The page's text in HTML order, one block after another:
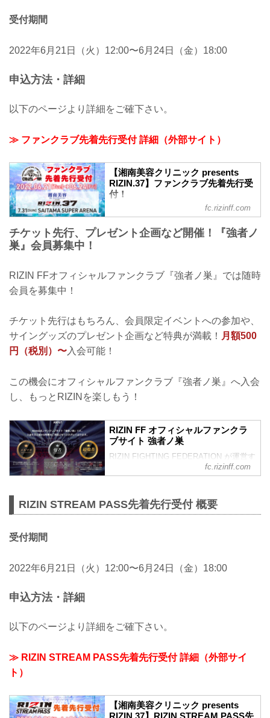
受付期間
2022年6月21日（火）12:00〜6月24日（金）18:00
申込方法・詳細
以下のページより詳細をご確下さい。
≫ ファンクラブ先着先行受付 詳細（外部サイト）
【湘南美容クリニック presents
RIZIN.37】ファンクラブ先着先行受
付！
湘南美容クリニック presents RIZIN.37の
ァンクラブサイト『強者ノ巣』会員様向
頂きます。超強者会員様のみ、花道横VIP
ーツイベントの再開に向けた感染拡大予
防ガイドライン」に基づき、新型コロナ
ウイ...
fc.rizinff.com
チケット先行、プレゼント企画など開催！『強者ノ
巣』会員募集中！
RIZIN FFオフィシャルファンクラブ『強者ノ巣』では随時
会員を募集中！
チケット先行はもちろん、会員限定イベントへの参加や、
サイングッズのプレゼント企画など特典が満載！ 月額500
円（税別）〜入会可能！
この機会にオフィシャルファンクラブ『強者ノ巣』へ入会
し、もっとRIZINを楽しもう！
RIZIN FF オフィシャルファンクラ
ブサイト 強者ノ巣
RIZIN FIGHTING FEDERATION が運営す
るオフィシャルファンクラブサイト強者
fc.rizinff.com
RIZIN STREAM PASS先着先行受付 概要
受付期間
2022年6月21日（火）12:00〜6月24日（金）18:00
申込方法・詳細
以下のページより詳細をご確下さい。
≫ RIZIN STREAM PASS先着先行受付 詳細（外部サイ
ト）
【湘南美容クリニック presents